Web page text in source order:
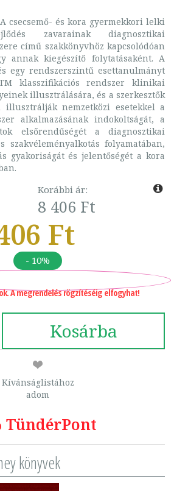
A csecsemő- és kora gyermekkori lelki
zavarainak diagnosztikai
című szakkönyvhöz kapcsolódóan
annak kiegészítő folytatásaként. A
egy rendszerszintű esettanulmányt
klasszifikációs rendszer klinikai
illusztrálására, és a szerkesztők
nemzetközi esetekkel a
alkalmazásának indokoltságát, a
elsőrendűségét a diagnosztikai
szakvéleményalkotás folyamatában,
gyakoriságát és jelentőségét a kora
Korábbi ár:
8 406 Ft
Ft
- 10%
A megrendelés rögzítéséig elfogyhat!
Kosárba
Kívánságlistához
adom
TündérPont
könyvek